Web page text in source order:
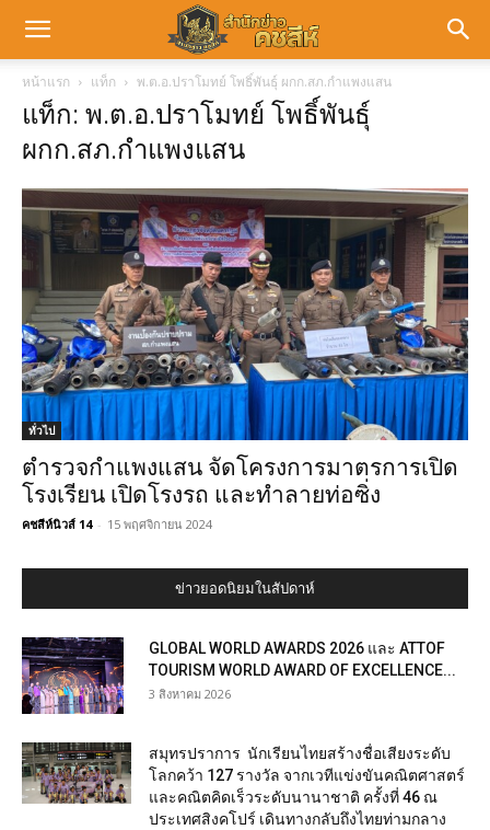
หน้าแรก แท็ก พ.ต.อ.ปราโมทย์ โพธิ์พันธุ์ ผกก.สภ.กำแพงแสน
แท็ก: พ.ต.อ.ปราโมทย์ โพธิ์พันธุ์
ผกก.สภ.กำแพงแสน
ทั่วไป
ตำรวจกำแพงแสน จัดโครงการมาตรการเปิด
โรงเรียน เปิดโรงรถ และทำลายท่อซิ่ง
คชสีห์นิวส์ 14 - 15 พฤศจิกายน 2024
ข่าวยอดนิยมในสัปดาห์
GLOBAL WORLD AWARDS 2026 และ ATTOF
TOURISM WORLD AWARD OF EXCELLENCE...
3 สิงหาคม 2026
สมุทรปราการ นักเรียนไทยสร้างชื่อเสียงระดับ
โลกคว้า 127 รางวัล จากเวทีแข่งขันคณิตศาสตร์
และคณิตคิดเร็วระดับนานาชาติ ครั้งที่ 46 ณ
ประเทศสิงคโปร์ เดินทางกลับถึงไทยท่ามกลาง